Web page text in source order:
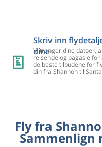
Skriv inn
dine
Vi trenger dine datoer,
reisende og bagasje for
de beste tilbudene for
din fra Shannon til
Fly fra
Sammenlign